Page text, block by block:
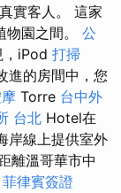
實客人。 這家
園之間。 公
，iPod 打掃
進的房間中，您
Torre 台中外
台北 Hotel在
岸線上提供室外
離溫哥華市中
菲律賓簽證